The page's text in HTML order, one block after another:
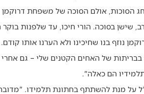
הסוכות, אולם הסוכה של משפחת
שישן בסוכה. הורי חיכו, עד שלפנות
נוזף בנו שחיכינו ולא הערנו אותו קודם.
של האחים הקטנים שלי – גם
הם כאלה".
על מנת להשתתף בחתונת תלמידו.